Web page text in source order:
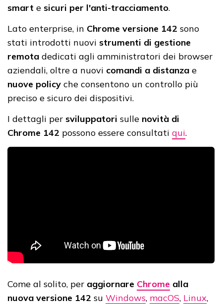
smart e sicuri per l'anti-tracciamento.
Lato enterprise, in Chrome versione 142 sono
stati introdotti nuovi strumenti di gestione
remota dedicati agli amministratori dei browser
aziendali, oltre a nuovi comandi a distanza e
nuove policy che consentono un controllo più
preciso e sicuro dei dispositivi.
I dettagli per sviluppatori sulle novità di
Chrome 142 possono essere consultati qui.
Come al solito, per aggiornare Chrome alla
nuova versione 142 su Windows, macOS, Linux,